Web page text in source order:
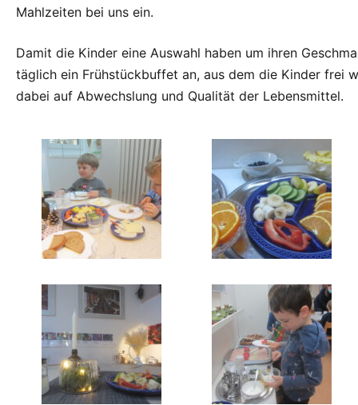
Mahlzeiten bei uns ein.
Damit die Kinder eine Auswahl haben um ihren
täglich ein Frühstückbuffet an, aus dem die Kinder frei
dabei auf Abwechslung und Qualität der Lebensmittel.